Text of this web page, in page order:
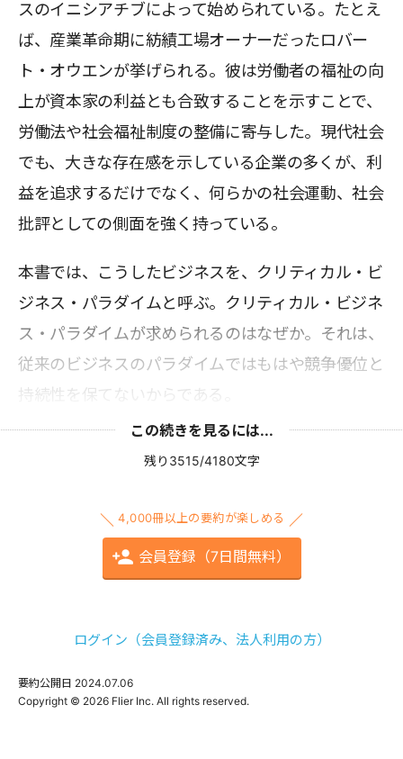
スのイニシアチブによって始められている。たとえ
ば、産業革命期に紡績工場オーナーだったロバー
ト・オウエンが挙げられる。彼は労働者の福祉の向
上が資本家の利益とも合致することを示すことで、
労働法や社会福祉制度の整備に寄与した。現代社会
でも、大きな存在感を示している企業の多くが、利
益を追求するだけでなく、何らかの社会運動、社会
批評としての側面を強く持っている。
本書では、こうしたビジネスを、クリティカル・ビ
ジネス・パラダイムと呼ぶ。クリティカル・ビジネ
ス・パラダイムが求められるのはなぜか。それは、
従来のビジネスのパラダイムではもはや競争優位と
持続性を保てないからである。
この続きを見るには...
残り3515/4180文字
4,000冊以上の要約が楽しめる
会員登録（7日間無料）
ログイン（会員登録済み、法人利用の方）
要約公開日 2024.07.06